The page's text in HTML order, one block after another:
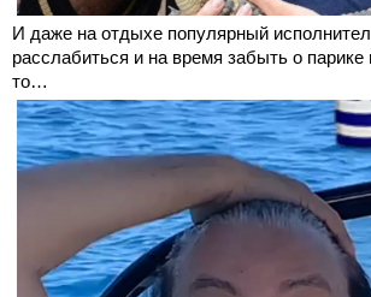
И даже на отдыхе популярный
расслабиться и на время забыть о парике
то…